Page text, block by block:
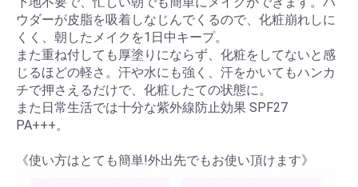
ウダーが皮脂を吸着しなじんでくるので、化粧崩れしに
くく、朝したメイクを1日中キープ。
また重ね付しても厚塗りにならず、化粧をしてないと感
じるほどの軽さ。汗や水にも強く、汗をかいてもハンカ
チで押さえるだけで、化粧したての状態に。
また日常生活では十分な紫外線防止効果 SPF27
PA+++。
《使い方はとても簡単!外出先でもお使い頂けます》